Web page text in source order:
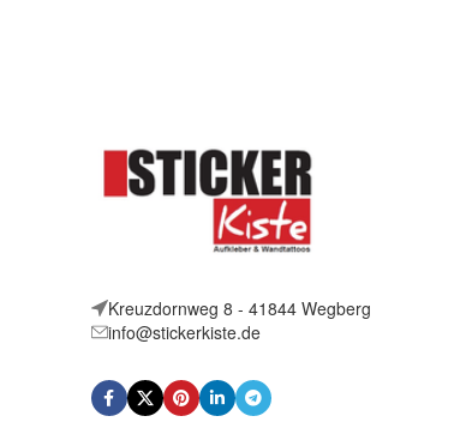
Kreuzdornweg 8 - 41844 Wegberg
info@stickerkiste.de